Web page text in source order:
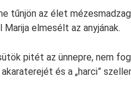
tűnjön az élet
elmesélt az anyjának.
pitét az ünnepre, nem
és a „harci”